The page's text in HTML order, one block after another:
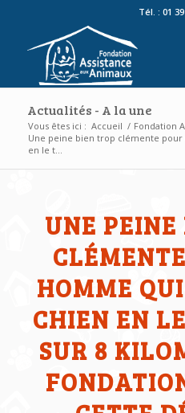
Tél. : 01
Actualités - A la une
Vous êtes ici : Accueil / Fondation
Une peine bien trop clémente
en le t...
UNE PEINE
HOMME
CHIEN EN
SUR 8